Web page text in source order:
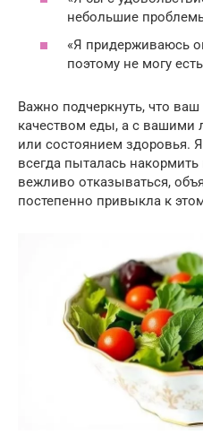
небольшие
«Я придерживаюсь
поэтому не могу
Важно подчеркнуть, что ваш
качеством еды, а с вашими
или состоянием здоровья.
всегда пыталась
вежливо отказываться,
постепенно привыкла к